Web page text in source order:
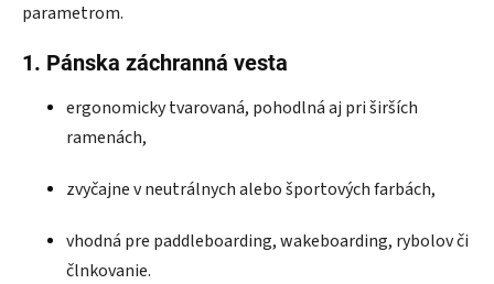
parametrom.
1. Pánska záchranná vesta
ergonomicky tvarovaná, pohodlná aj pri širších
ramenách,
zvyčajne v neutrálnych alebo športových farbách,
vhodná pre paddleboarding, wakeboarding, rybolov či
člnkovanie.